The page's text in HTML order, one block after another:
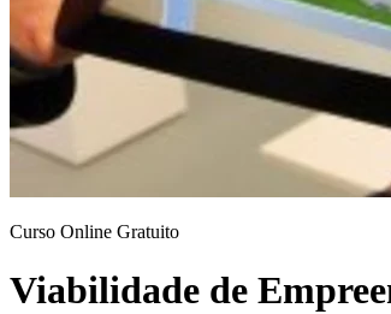
Curso Online Gratuito
Viabilidade de